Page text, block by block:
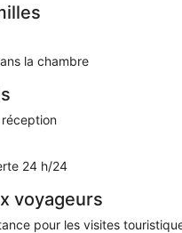
offre de nombreuses
un service d'assistance pour
de billets et une laverie. Vous
gratuit au Wi-Fi dans les
l'aéroport (24 h/24).
la chambre
24 h/24
voyageurs
pour les visites